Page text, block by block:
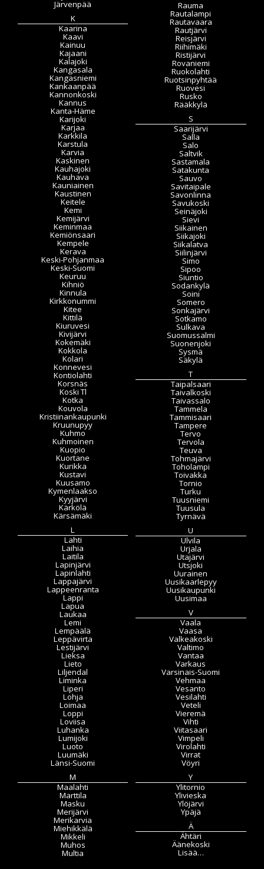
Järvenpää
K
Kaarina
Kaavi
Kainuu
Kajaani
Kalajoki
Kangasala
Kangasniemi
Kankaanpää
Kannonkoski
Kannus
Kanta-Häme
Karijoki
Karjaa
Karkkila
Karstula
Karvia
Kaskinen
Kauhajoki
Kauhava
Kauniainen
Kaustinen
Keitele
Kemi
Kemijärvi
Keminmaa
Kemiönsaari
Kempele
Kerava
Keski-Pohjanmaa
Keski-Suomi
Keuruu
Kihniö
Kinnula
Kirkkonummi
Kitee
Kittilä
Kiuruvesi
Kivijärvi
Kokemäki
Kokkola
Kolari
Konnevesi
Kontiolahti
Korsnäs
Koski Tl
Kotka
Kouvola
Kristiinankaupunki
Kruunupyy
Kuhmo
Kuhmoinen
Kuopio
Kuortane
Kurikka
Kustavi
Kuusamo
Kymenlaakso
Kyyjärvi
Kärkölä
Kärsämäki
L
Lahti
Laihia
Laitila
Lapinjärvi
Lapinlahti
Lappajärvi
Lappeenranta
Lappi
Lapua
Laukaa
Lemi
Lempäälä
Leppävirta
Lestijärvi
Lieksa
Lieto
Liljendal
Liminka
Liperi
Lohja
Loimaa
Loppi
Loviisa
Luhanka
Lumijoki
Luoto
Luumäki
Länsi-Suomi
M
Maalahti
Marttila
Masku
Merijärvi
Merikarvia
Miehikkälä
Mikkeli
Muhos
Multia
Rauma
Rautalampi
Rautavaara
Rautjärvi
Reisjärvi
Riihimäki
Ristijärvi
Rovaniemi
Ruokolahti
Ruotsinpyhtää
Ruovesi
Rusko
Rääkkylä
S
Saarijärvi
Salla
Salo
Saltvik
Sastamala
Satakunta
Sauvo
Savitaipale
Savonlinna
Savukoski
Seinäjoki
Sievi
Siikainen
Siikajoki
Siikalatva
Siilinjärvi
Simo
Sipoo
Siuntio
Sodankylä
Soini
Somero
Sonkajärvi
Sotkamo
Sulkava
Suomussalmi
Suonenjoki
Sysmä
Säkylä
T
Taipalsaari
Taivalkoski
Taivassalo
Tammela
Tammisaari
Tampere
Tervo
Tervola
Teuva
Tohmajärvi
Toholampi
Toivakka
Tornio
Turku
Tuusniemi
Tuusula
Tyrnävä
U
Ulvila
Urjala
Utajärvi
Utsjoki
Uurainen
Uusikaarlepyy
Uusikaupunki
Uusimaa
V
Vaala
Vaasa
Valkeakoski
Valtimo
Vantaa
Varkaus
Varsinais-Suomi
Vehmaa
Vesanto
Vesilahti
Veteli
Vieremä
Vihti
Viitasaari
Vimpeli
Virolahti
Virrat
Vöyri
Y
Ylitornio
Ylivieska
Ylöjärvi
Ypäjä
Ä
Ähtäri
Äänekoski
Lisää…